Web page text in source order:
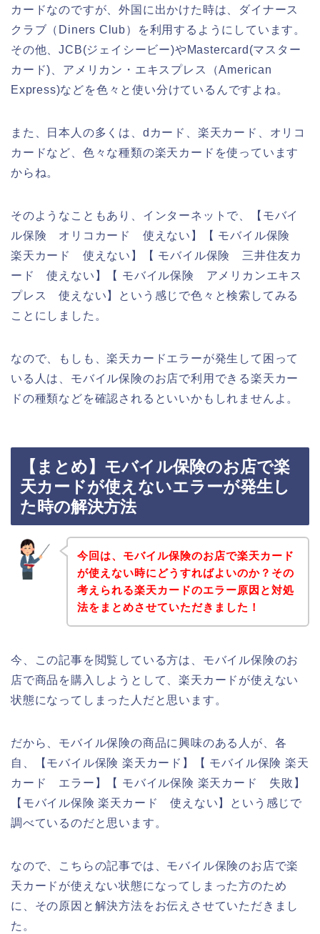
カードなのですが、外国に出かけた時は、ダイナース
クラブ（Diners Club）を利用するようにしています。
その他、JCB(ジェイシービー)やMastercard(マスター
カード)、アメリカン・エキスプレス（American
Express)などを色々と使い分けているんですよね。
また、日本人の多くは、dカード、楽天カード、オリコ
カードなど、色々な種類の楽天カードを使っています
からね。
そのようなこともあり、インターネットで、【モバイ
ル保険 オリコカード 使えない】【 モバイル保険
楽天カード 使えない】【 モバイル保険 三井住友カ
ード 使えない】【 モバイル保険 アメリカンエキス
プレス 使えない】という感じで色々と検索してみる
ことにしました。
なので、もしも、楽天カードエラーが発生して困って
いる人は、モバイル保険のお店で利用できる楽天カー
ドの種類などを確認されるといいかもしれませんよ。
【まとめ】モバイル保険のお店で楽
天カードが使えないエラーが発生し
た時の解決方法
今回は、モバイル保険のお店で楽天カード
が使えない時にどうすればよいのか？その
考えられる楽天カードのエラー原因と対処
法をまとめさせていただきました！
今、この記事を閲覧している方は、モバイル保険のお
店で商品を購入しようとして、楽天カードが使えない
状態になってしまった人だと思います。
だから、モバイル保険の商品に興味のある人が、各
自、【モバイル保険 楽天カード】【 モバイル保険 楽天
カード エラー】【 モバイル保険 楽天カード 失敗】
【モバイル保険 楽天カード 使えない】という感じで
調べているのだと思います。
なので、こちらの記事では、モバイル保険のお店で楽
天カードが使えない状態になってしまった方のため
に、その原因と解決方法をお伝えさせていただきまし
た。